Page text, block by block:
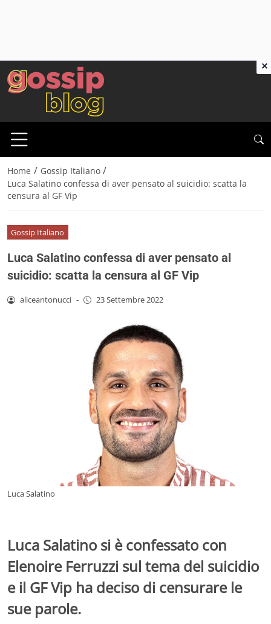
Home / Gossip Italiano /
Luca Salatino confessa di aver pensato al suicidio: scatta la
censura al GF Vip
Gossip Italiano
Luca Salatino confessa di aver pensato al
suicidio: scatta la censura al GF Vip
aliceantonucci - 23 Settembre 2022
Luca Salatino
Luca Salatino si è confessato con
Elenoire Ferruzzi sul tema del suicidio
e il GF Vip ha deciso di censurare le
sue parole.
×